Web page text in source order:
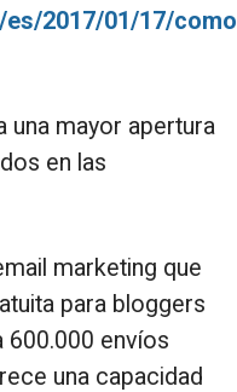
2017/01/17/
una mayor apertura
en las
marketing que
para bloggers
600.000 envíos
una capacidad